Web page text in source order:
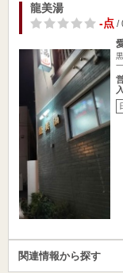
龍美湯
-点/
関連情報から探す